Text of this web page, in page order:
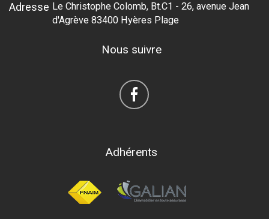
Adresse Le Christophe Colomb, Bt.C1 - 26, avenue Jean
d'Agrève 83400 Hyères Plage
Nous suivre
Adhérents